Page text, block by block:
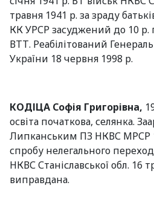
травня 1941 р. за зраду
КК УРСР засуджений до 10 р.
ВТТ. Реабілітований
України 18 червня 1998 р.
КОДІЦА Софія Григорівна,
освіта початкова, селянка.
Липканським ПЗ НКВС МРСР
спробу нелегального
НКВС Станіславської обл. 16
виправдана.